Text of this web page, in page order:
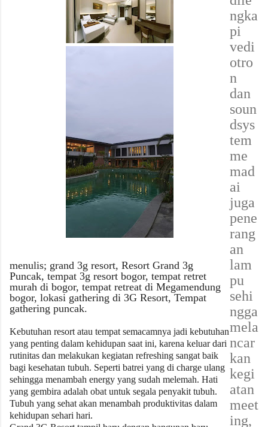
menulis; grand 3g resort, Resort Grand 3g
Puncak, tempat 3g resort bogor, tempat retret
murah di bogor, tempat retreat di Megamendung
bogor, lokasi gathering di 3G Resort, Tempat
gathering puncak.
Kebutuhan resort atau tempat semacamnya jadi kebutuhan
yang penting dalam kehidupan saat ini, karena keluar dari
rutinitas dan melakukan kegiatan refreshing sangat baik
bagi kesehatan tubuh. Seperti batrei yang di charge ulang
sehingga menambah energy yang sudah melemah. Hati
yang gembira adalah obat untuk segala penyakit tubuh.
Tubuh yang sehat akan menambah produktivitas dalam
kehidupan sehari hari.
ngka
pi
vedi
otro
n
dan
soun
dsys
tem
me
mad
ai
juga
pene
rang
an
lam
pu
sehi
ngga
mela
ncar
kan
kegi
atan
meet
ing,